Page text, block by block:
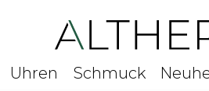
Uhren Schmuck